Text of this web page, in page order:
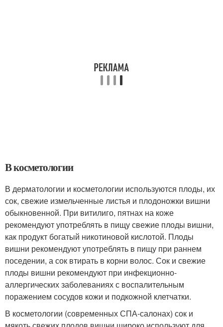
В косметологии
В дерматологии и косметологии используются плоды, их
сок, свежие измельченные листья и плодоножки вишни
обыкновенной. При витилиго, пятнах на коже
рекомендуют употреблять в пищу свежие плоды вишни,
как продукт богатый никотиновой кислотой. Плоды
вишни рекомендуют употреблять в пищу при раннем
поседении, а сок втирать в корни волос. Сок и свежие
плоды вишни рекомендуют при инфекционно-
аллергических заболеваниях с воспалительным
поражением сосудов кожи и подкожной клетчатки.
В косметологии (современных СПА-салонах) сок и